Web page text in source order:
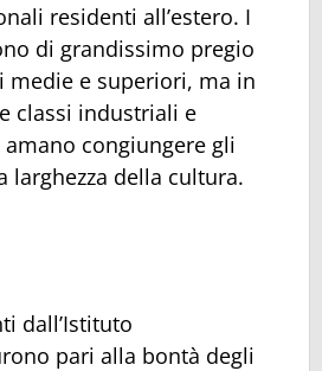
residenti all’estero. I
di grandissimo pregio
medie e superiori, ma in
classi industriali e
congiungere gli
larghezza della cultura.
dall’Istituto
pari alla bontà degli